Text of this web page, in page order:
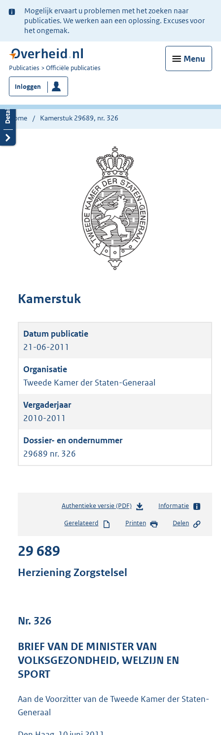
Ter
informatie:
Mogelijk ervaart u problemen met het zoeken naar
publicaties. We werken aan een oplossing. Excuses voor
het ongemak.
Menu
U
bent
nu
hier:
Publicaties Officiële publicaties
Inloggen
Home Kamerstuk 29689, nr. 326
Kamerstuk
21-06-2011
Tweede Kamer der Staten-Generaal
2010-2011
29689 nr. 326
Authentieke versie (PDF)b
s
e
:
b
Informatie
Gerelateerd Printen Delen
29 689
Herziening Zorgstelsel
Nr. 326
BRIEF VAN DE MINISTER VAN
VOLKSGEZONDHEID, WELZIJN EN
SPORT
Aan de Voorzitter van de Tweede Kamer der Staten-
Generaal